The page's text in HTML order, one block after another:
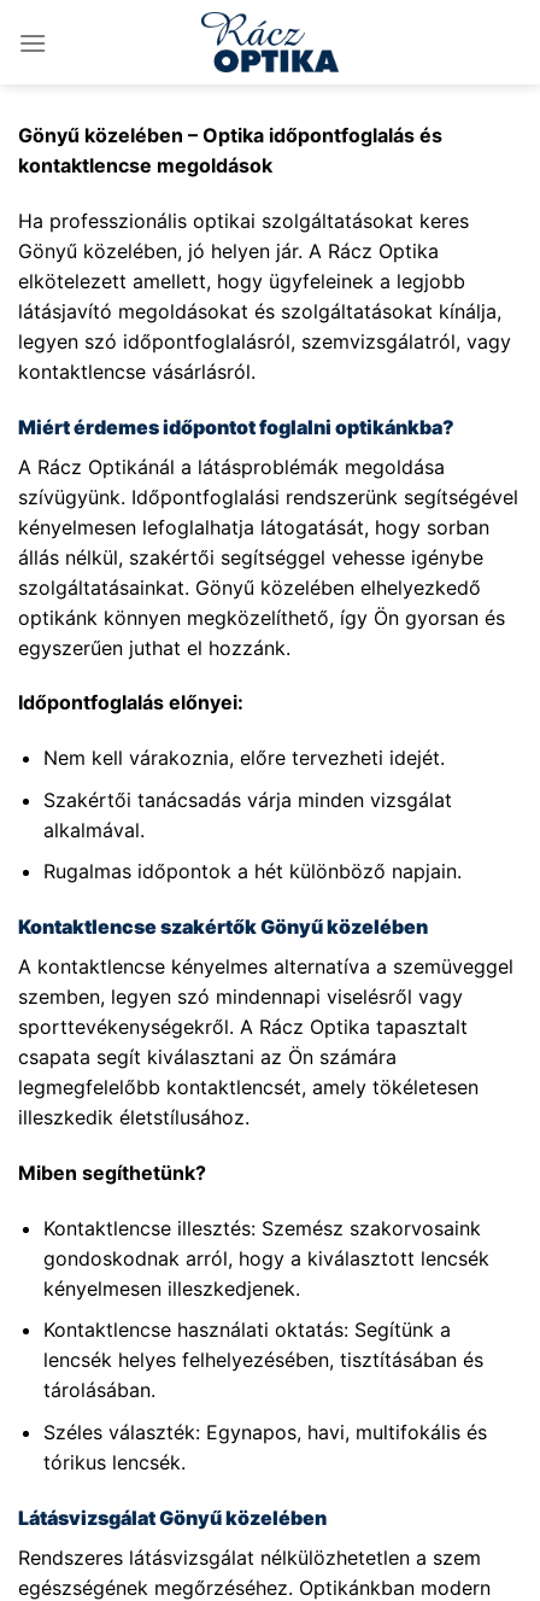
Gönyű közelében – Optika időpontfoglalás és
kontaktlencse megoldások
Ha professzionális optikai szolgáltatásokat keres
Gönyű közelében, jó helyen jár. A Rácz Optika
elkötelezett amellett, hogy ügyfeleinek a legjobb
látásjavító megoldásokat és szolgáltatásokat kínálja,
legyen szó időpontfoglalásról, szemvizsgálatról, vagy
kontaktlencse vásárlásról.
Miért érdemes időpontot foglalni optikánkba?
A Rácz Optikánál a látásproblémák megoldása
szívügyünk. Időpontfoglalási rendszerünk segítségével
kényelmesen lefoglalhatja látogatását, hogy sorban
állás nélkül, szakértői segítséggel vehesse igénybe
szolgáltatásainkat. Gönyű közelében elhelyezkedő
optikánk könnyen megközelíthető, így Ön gyorsan és
egyszerűen juthat el hozzánk.
Időpontfoglalás előnyei:
Nem kell várakoznia, előre tervezheti idejét.
Szakértői tanácsadás várja minden vizsgálat
alkalmával.
Rugalmas időpontok a hét különböző napjain.
Kontaktlencse szakértők Gönyű közelében
A kontaktlencse kényelmes alternatíva a szemüveggel
szemben, legyen szó mindennapi viselésről vagy
sporttevékenységekről. A Rácz Optika tapasztalt
csapata segít kiválasztani az Ön számára
legmegfelelőbb kontaktlencsét, amely tökéletesen
illeszkedik életstílusához.
Miben segíthetünk?
Kontaktlencse illesztés: Szemész szakorvosaink
gondoskodnak arról, hogy a kiválasztott lencsék
kényelmesen illeszkedjenek.
Kontaktlencse használati oktatás: Segítünk a
lencsék helyes felhelyezésében, tisztításában és
tárolásában.
Széles választék: Egynapos, havi, multifokális és
tórikus lencsék.
Látásvizsgálat Gönyű közelében
Rendszeres látásvizsgálat nélkülözhetetlen a szem
egészségének megőrzéséhez. Optikánkban modern